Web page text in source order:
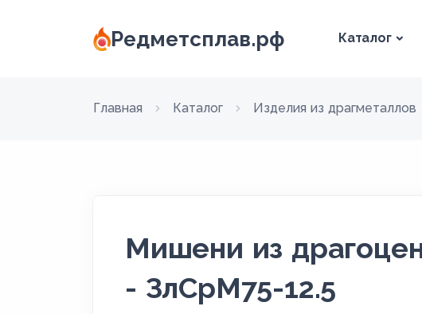
Редметсплав.рф Каталог
Главная Каталог Изделия из драгметаллов
Мишени из
- ЗлСрМ75-12.5